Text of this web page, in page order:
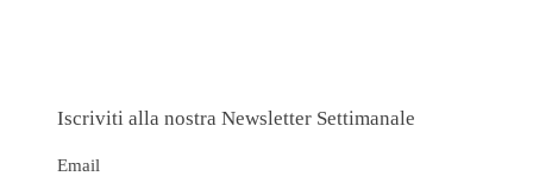
Iscriviti alla nostra Newsletter Settimanale
Email